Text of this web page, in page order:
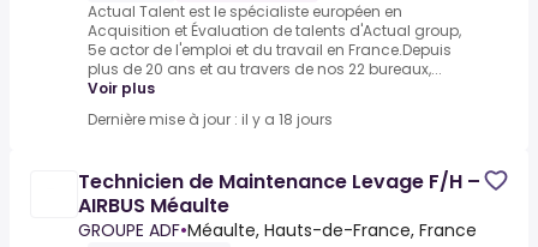
Actual Talent est le spécialiste européen en
Acquisition et Évaluation de talents d'Actual group,
5e actor de l'emploi et du travail en France.Depuis
plus de 20 ans et au travers de nos 22 bureaux,...
Voir plus
Dernière mise à jour : il y a 18 jours
Technicien de Maintenance Levage F/H –
AIRBUS Méaulte
GROUPE ADF•Méaulte, Hauts-de-France, France